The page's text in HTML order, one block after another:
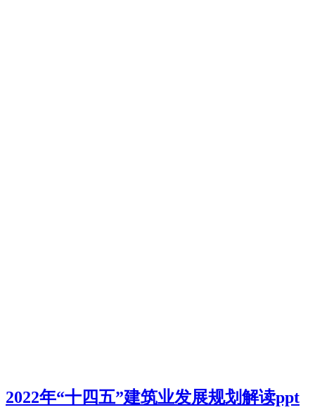
2022年“十四五”建筑业发展规划解读ppt